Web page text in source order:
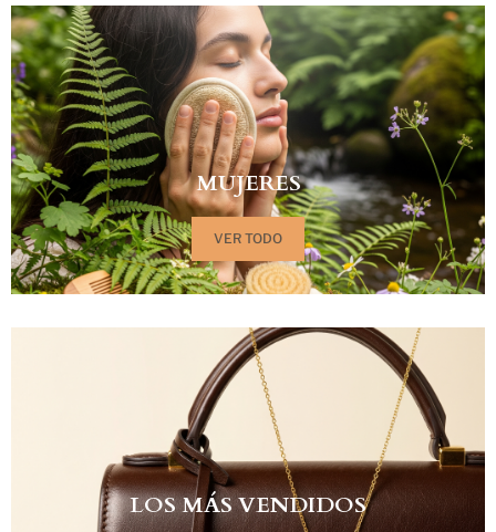
MUJERES
VER TODO
LOS MÁS VENDIDOS